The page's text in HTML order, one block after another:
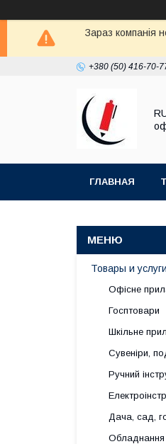
Зараз компанія
+380 (50) 416-70-
ГЛАВНАЯ
Товары и услуги
Офісне
Госптовари
Шкільне
Сувеніри,
Ручний
Дача, сад,
Обладнання